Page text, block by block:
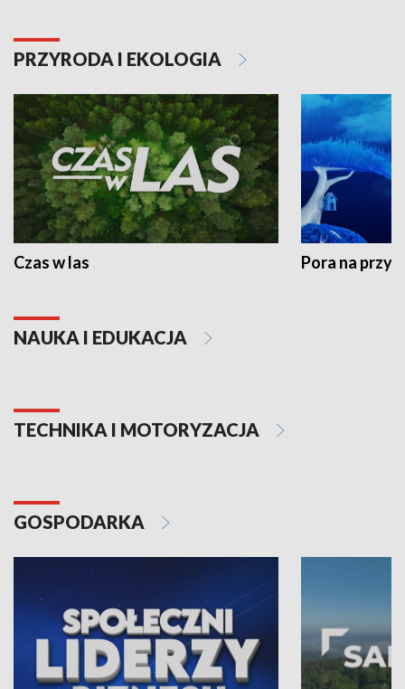
PRZYRODA I EKOLOGIA
Czas w las Pora na
NAUKA I EDUKACJA
TECHNIKA I MOTORYZACJA
GOSPODARKA